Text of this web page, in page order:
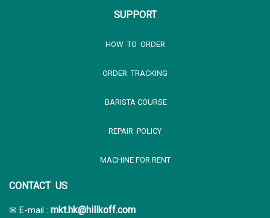
SUPPORT
HOW TO ORDER
ORDER TRACKING
BARISTA COURSE
REPAIR POLICY
MACHINE FOR RENT
CONTACT US
✉ E-mail : mkt.hk@hillkoff.com